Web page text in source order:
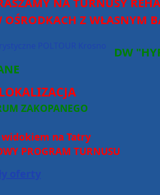
OŚRODKACH Z WŁASNYM
DW
ZAKOPANEGO
widokiem na Tatry
PROGRAM TURNUSU